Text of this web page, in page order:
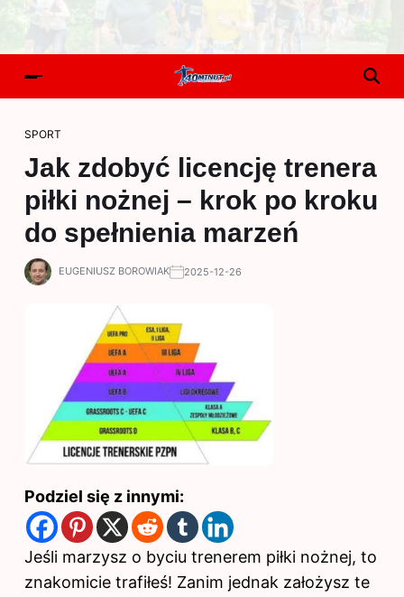
SPORT
Jak zdobyć licencję trenera
piłki nożnej – krok po kroku
do spełnienia marzeń
EUGENIUSZ BOROWIAK 2025-12-26
Podziel się z innymi:
Jeśli marzysz o byciu trenerem piłki nożnej, to
znakomicie trafiłeś! Zanim jednak założysz te